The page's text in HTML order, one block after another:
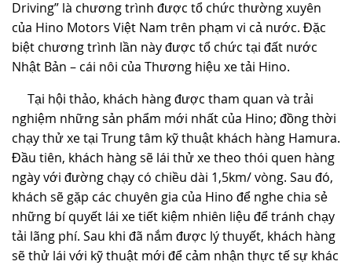
Driving” là chương trình được tổ chức thường xuyên
của Hino Motors Việt Nam trên phạm vi cả nước. Đặc
biệt chương trình lần này được tổ chức tại đất nước
Nhật Bản – cái nôi của Thương hiệu xe tải Hino.
Tại hội thảo, khách hàng được tham quan và trải
nghiệm những sản phẩm mới nhất của Hino; đồng thời
chạy thử xe tại Trung tâm kỹ thuật khách hàng Hamura.
Đầu tiên, khách hàng sẽ lái thử xe theo thói quen hàng
ngày với đường chạy có chiều dài 1,5km/ vòng. Sau đó,
khách sẽ gặp các chuyên gia của Hino để nghe chia sẻ
những bí quyết lái xe tiết kiệm nhiên liệu để tránh chạy
tải lãng phí. Sau khi đã nắm được lý thuyết, khách hàng
sẽ thử lái với kỹ thuật mới để cảm nhận thực tế sự khác